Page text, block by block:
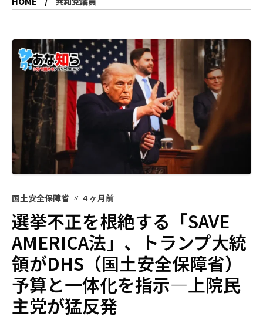
国土安全保障省 4 ヶ月前
選挙不正を根絶する「SAVE
AMERICA法」、トランプ大統
領がDHS（国土安全保障省）
予算と一体化を指示―上院民
主党が猛反発